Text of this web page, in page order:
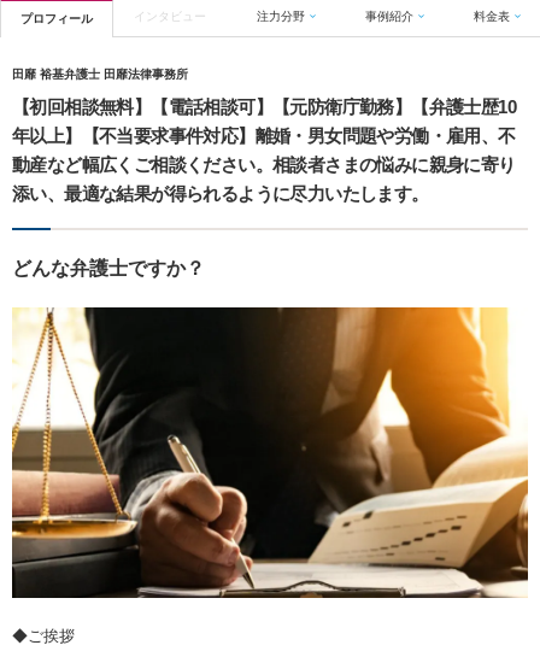
プロフィール インタビュー 注力分野 事例紹介 料金表
田靡 裕基弁護士 田靡法律事務所
【初回相談無料】【電話相談可】【元防衛庁勤務】【弁護士歴10
年以上】【不当要求事件対応】離婚・男女問題や労働・雇用、不
動産など幅広くご相談ください。相談者さまの悩みに親身に寄り
添い、最適な結果が得られるように尽力いたします。
どんな弁護士ですか？
◆ご挨拶